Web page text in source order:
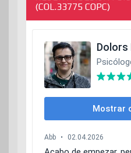
(COL.33775 COPC)